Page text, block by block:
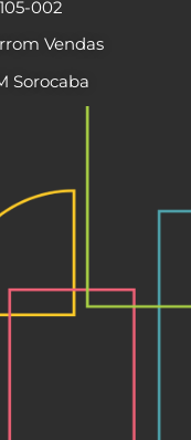
002
Vendas
Sorocaba